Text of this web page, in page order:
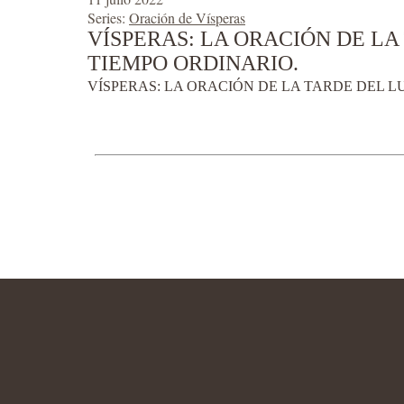
Series: Oración de Vísperas
VÍSPERAS: LA ORACIÓN DE
TIEMPO ORDINARIO.
VÍSPERAS: LA ORACIÓN DE LA TARDE DEL